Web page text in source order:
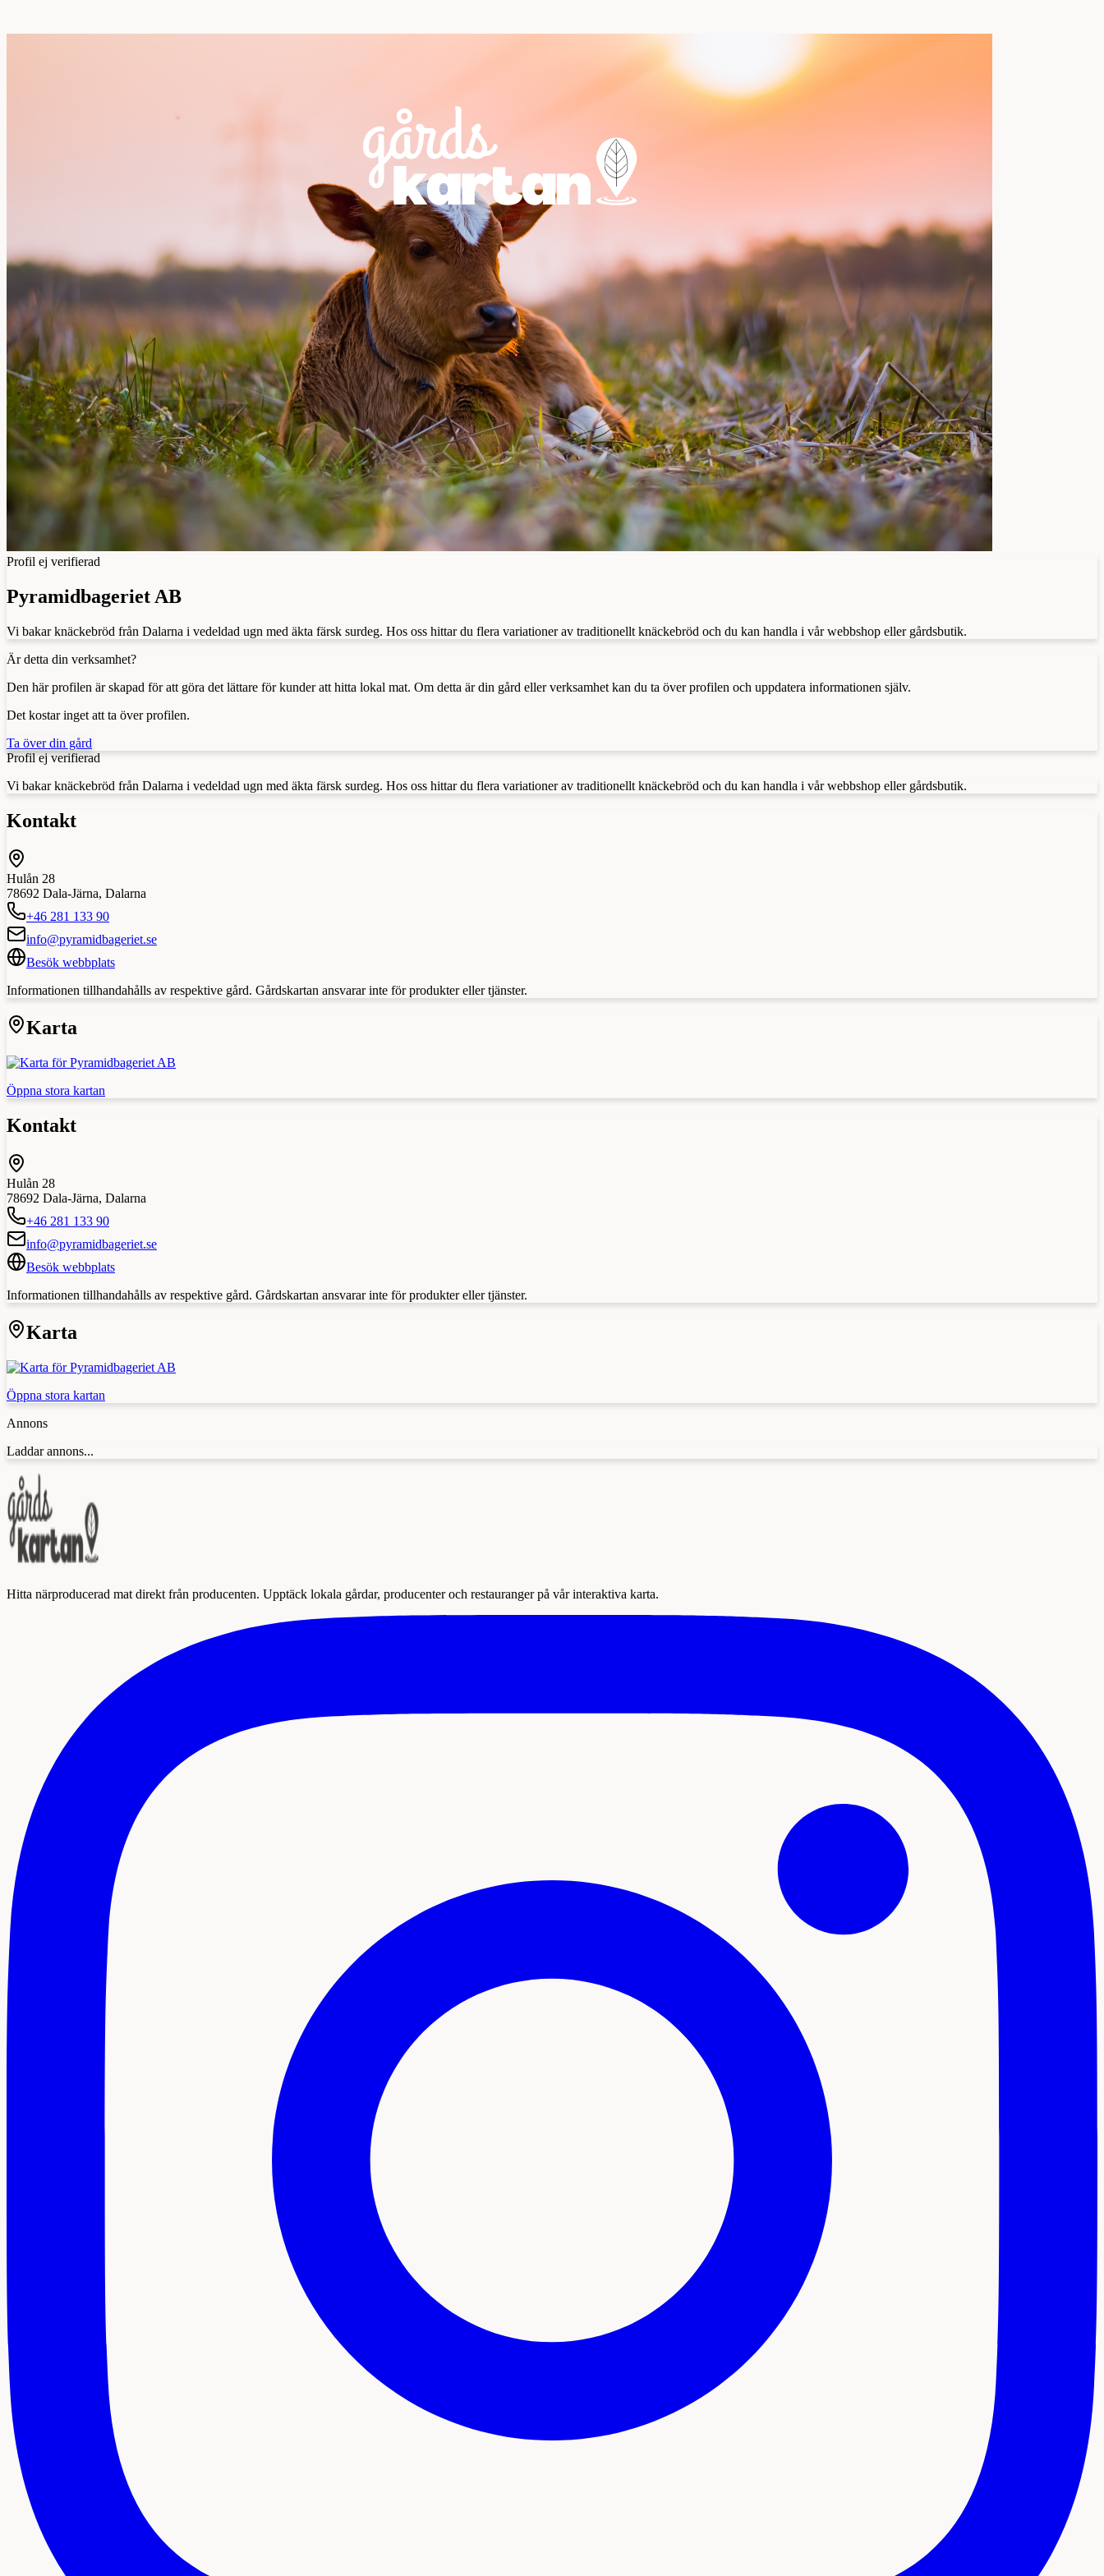
Profil ej verifierad
Pyramidbageriet AB
Vi bakar knäckebröd från Dalarna i vedeldad ugn med äkta färsk surdeg. Hos oss hittar du flera variationer av traditionellt knäckebröd och du kan handla i vår webbshop eller gårdsbutik.
Är detta din verksamhet?
Den här profilen är skapad för att göra det lättare för kunder att hitta lokal mat. Om detta är din gård eller verksamhet kan du ta över profilen och uppdatera informationen själv.
Det kostar inget att ta över profilen.
Ta över din gård
Profil ej verifierad
Vi bakar knäckebröd från Dalarna i vedeldad ugn med äkta färsk surdeg. Hos oss hittar du flera variationer av traditionellt knäckebröd och du kan handla i vår webbshop eller gårdsbutik.
Kontakt
Hulån 28
78692 Dala-Järna, Dalarna
+46 281 133 90
info@pyramidbageriet.se
Besök webbplats
Informationen tillhandahålls av respektive gård. Gårdskartan ansvarar inte för produkter eller tjänster.
Karta
Öppna stora kartan
Kontakt
Hulån 28
78692 Dala-Järna, Dalarna
+46 281 133 90
info@pyramidbageriet.se
Besök webbplats
Informationen tillhandahålls av respektive gård. Gårdskartan ansvarar inte för produkter eller tjänster.
Karta
Öppna stora kartan
Annons
Laddar annons...
Hitta närproducerad mat direkt från producenten. Upptäck lokala gårdar, producenter och restauranger på vår interaktiva karta.